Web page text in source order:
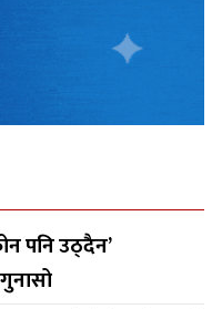
पनि उठ्दैन’